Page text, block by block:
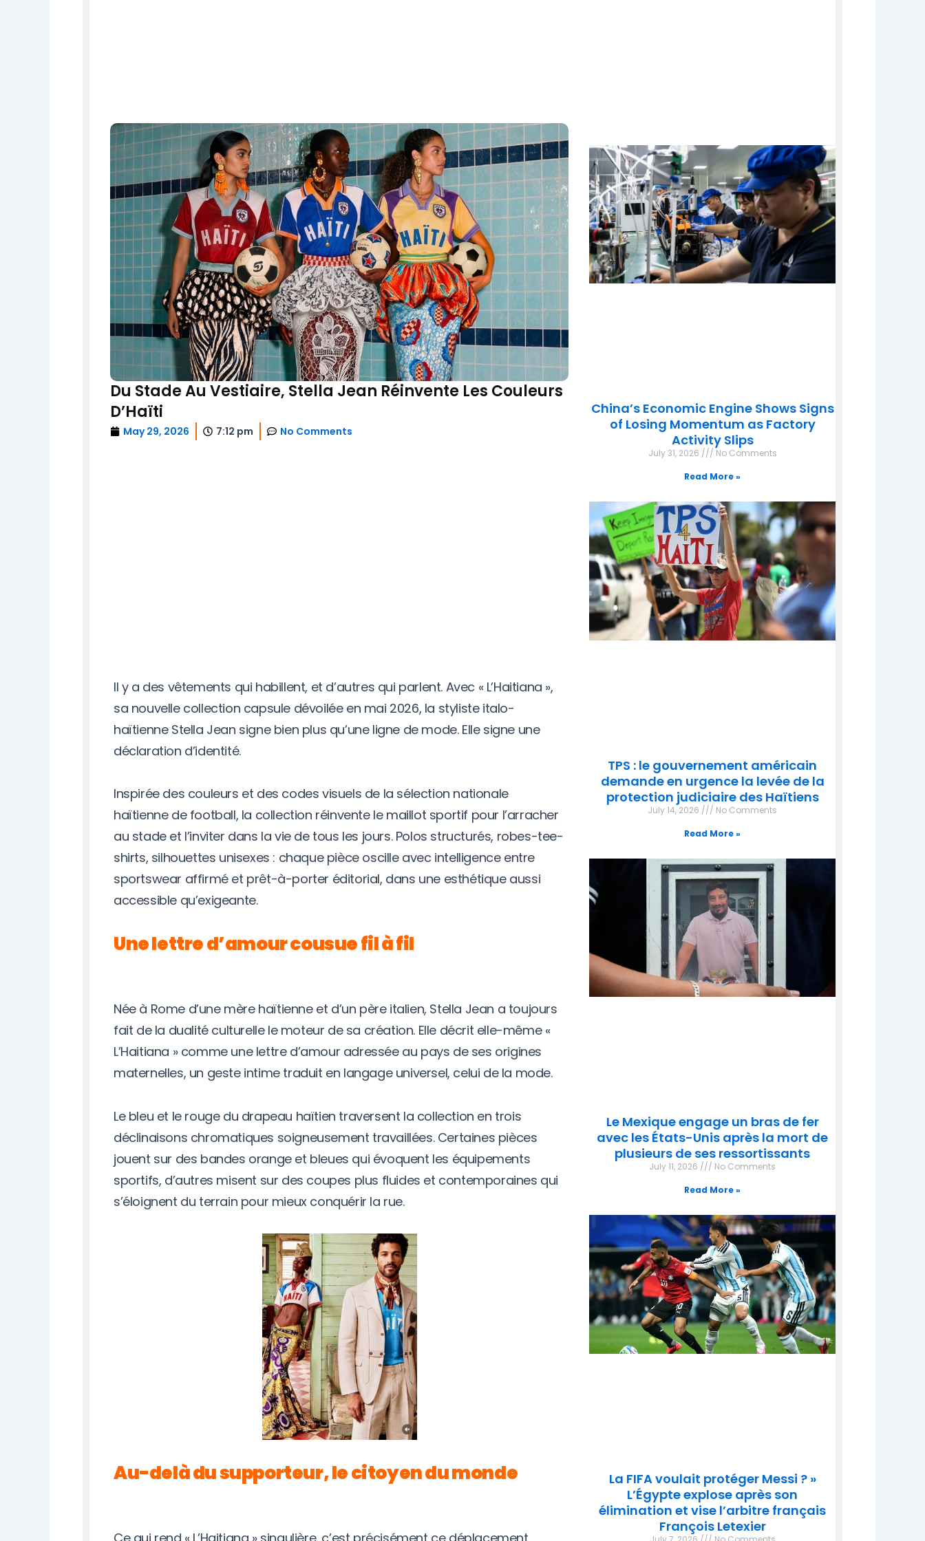
Du Stade Au Vestiaire, Stella Jean Réinvente Les Couleurs
D’Haïti
May 29, 2026 7:12 pm No Comments
Il y a des vêtements qui habillent, et d’autres qui parlent. Avec « L’Haitiana »,
sa nouvelle collection capsule dévoilée en mai 2026, la styliste italo-
haïtienne Stella Jean signe bien plus qu’une ligne de mode. Elle signe une
déclaration d’identité.
Inspirée des couleurs et des codes visuels de la sélection nationale
haïtienne de football, la collection réinvente le maillot sportif pour l’arracher
au stade et l’inviter dans la vie de tous les jours. Polos structurés, robes-tee-
shirts, silhouettes unisexes : chaque pièce oscille avec intelligence entre
sportswear affirmé et prêt-à-porter éditorial, dans une esthétique aussi
accessible qu’exigeante.
Une lettre d’amour cousue fil à fil
Née à Rome d’une mère haïtienne et d’un père italien, Stella Jean a toujours
fait de la dualité culturelle le moteur de sa création. Elle décrit elle-même «
L’Haitiana » comme une lettre d’amour adressée au pays de ses origines
maternelles, un geste intime traduit en langage universel, celui de la mode.
Le bleu et le rouge du drapeau haïtien traversent la collection en trois
déclinaisons chromatiques soigneusement travaillées. Certaines pièces
jouent sur des bandes orange et bleues qui évoquent les équipements
sportifs, d’autres misent sur des coupes plus fluides et contemporaines qui
s’éloignent du terrain pour mieux conquérir la rue.
Au-delà du supporteur, le citoyen du monde
China’s Economic Engine Shows Signs
of Losing Momentum as Factory
Activity Slips
July 31, 2026
No Comments
Read More »
TPS : le gouvernement américain
demande en urgence la levée de la
protection judiciaire des Haïtiens
July 14, 2026
No Comments
Read More »
Le Mexique engage un bras de fer
avec les États-Unis après la mort de
plusieurs de ses ressortissants
July 11, 2026
No Comments
Read More »
La FIFA voulait protéger Messi ? »
L’Égypte explose après son
élimination et vise l’arbitre français
François Letexier